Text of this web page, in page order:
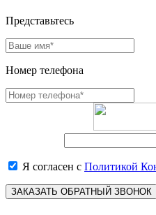
Представьтесь
Номер телефона
Я согласен с Политикой
ЗАКАЗАТЬ ОБРАТНЫЙ ЗВОНОК